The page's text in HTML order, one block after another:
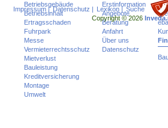
Betriebsgebäude
Betriebsinhalt
Ertragsschaden
Fuhrpark
Messe
Vermieterrechtsschutz
Mietverlust
Bauleistung
Kreditversicherung
Montage
Umwelt
Erstinformation
Angebote
Beratung
Anfahrt
Über uns
Datenschutz
Impressum| Datenschutz | Lexikon| Suche
Copyright © 2026